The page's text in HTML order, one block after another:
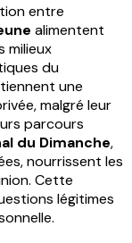
entre
alimentent
milieux
du
une
malgré leur
parcours
du Dimanche,
nourrissent les
Cette
légitimes